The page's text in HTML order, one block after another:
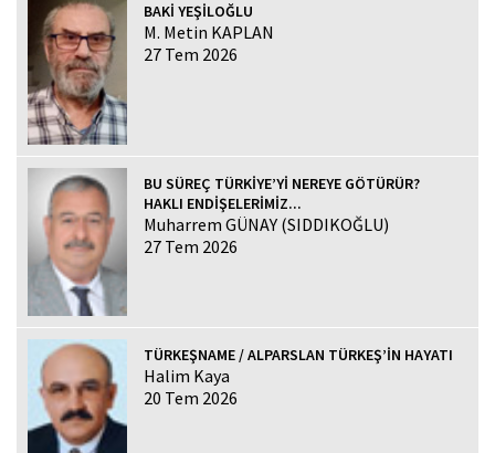
BAKİ YEŞİLOĞLU
M. Metin KAPLAN
27 Tem 2026
BU SÜREÇ TÜRKİYE’Yİ NEREYE GÖTÜRÜR?
HAKLI ENDİŞELERİMİZ...
Muharrem GÜNAY (SIDDIKOĞLU)
27 Tem 2026
TÜRKEŞNAME / ALPARSLAN TÜRKEŞ’İN HAYATI
Halim Kaya
20 Tem 2026